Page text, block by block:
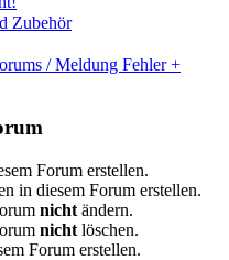
Zubehör
/ Meldung Fehler +
Forum erstellen.
in diesem Forum erstellen.
nicht ändern.
nicht löschen.
Forum erstellen.